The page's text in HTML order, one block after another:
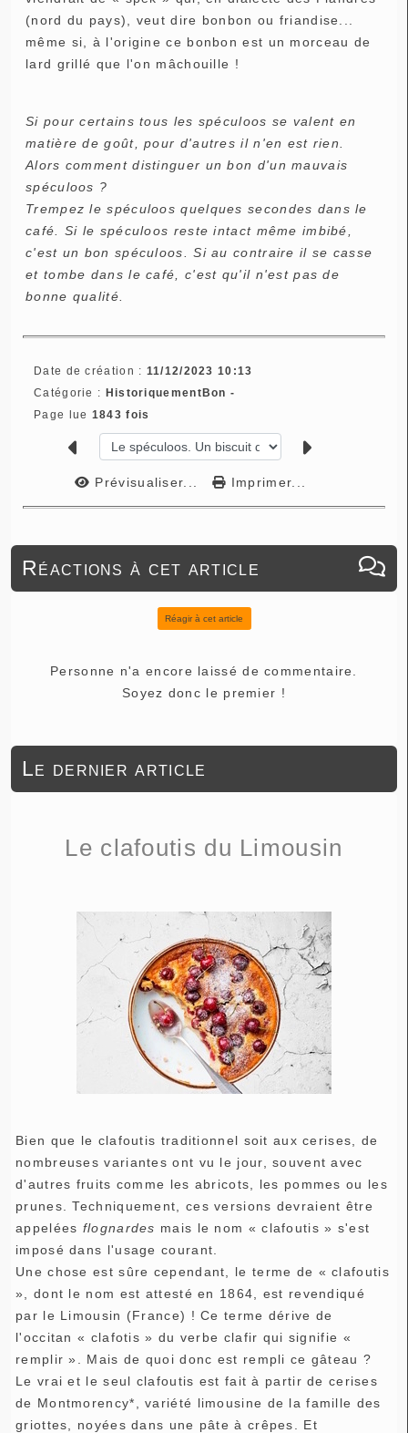
(nord du pays), veut dire bonbon ou friandise...
même si, à l'origine ce bonbon est un morceau de
lard grillé que l'on mâchouille !
Si pour certains tous les spéculoos se valent en
matière de goût, pour d'autres il n'en est rien.
Alors comment distinguer un bon d'un mauvais
spéculoos ?
Trempez le spéculoos quelques secondes dans le
café. Si le spéculoos reste intact même imbibé,
c'est un bon spéculoos. Si au contraire il se casse
et tombe dans le café, c'est qu'il n'est pas de
bonne qualité.
Date de création : 11/12/2023 10:13
Catégorie : HistoriquementBon -
Page lue 1843 fois
Prévisualiser... Imprimer...
Réactions à cet article
Réagir à cet article
Personne n'a encore laissé de commentaire.
Soyez donc le premier !
Le dernier article
Le clafoutis du Limousin
Bien que le clafoutis traditionnel soit aux cerises, de
nombreuses variantes ont vu le jour, souvent avec
d'autres fruits comme les abricots, les pommes ou les
prunes. Techniquement, ces versions devraient être
appelées flognardes mais le nom « clafoutis » s'est
imposé dans l'usage courant.
Une chose est sûre cependant, le terme de « clafoutis
», dont le nom est attesté en 1864, est revendiqué
par le Limousin (France) ! Ce terme dérive de
l'occitan « clafotis » du verbe clafir qui signifie «
remplir ». Mais de quoi donc est rempli ce gâteau ?
Le vrai et le seul clafoutis est fait à partir de cerises
de Montmorency*, variété limousine de la famille des
griottes, noyées dans une pâte à crêpes. Et